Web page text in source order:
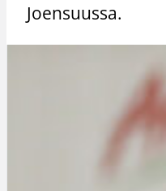
Joensuussa.